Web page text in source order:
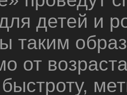
детей и
таким
от